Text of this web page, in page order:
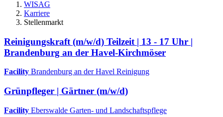
WISAG
Karriere
Stellenmarkt
Reinigungskraft (m/w/d) Teilzeit | 13 - 17 Uhr |
Brandenburg an der Havel-Kirchmöser
Facility Brandenburg an der Havel Reinigung
Grünpfleger | Gärtner (m/w/d)
Facility Eberswalde Garten- und Landschaftspflege